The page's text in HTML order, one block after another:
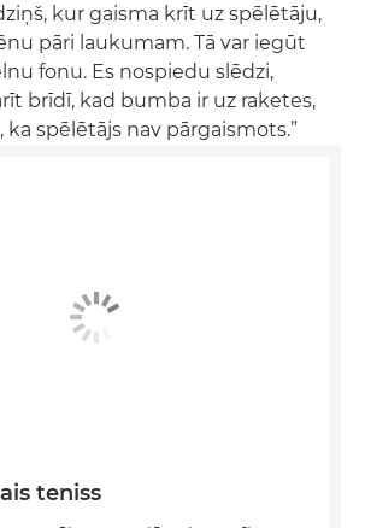
kur gaisma krīt uz spēlētāju,
pāri laukumam. Tā var iegūt
fonu. Es nospiedu slēdzi,
brīdī, kad bumba ir uz raketes,
ka spēlētājs nav pārgaismots.”
teniss